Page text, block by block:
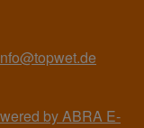
by ABRA E-